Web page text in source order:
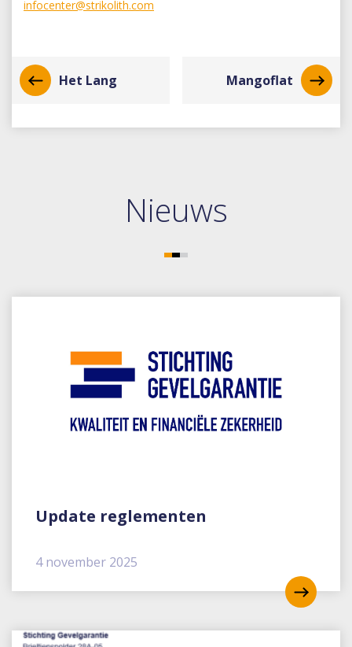
infocenter@strikolith.com
Het Lang Mangoflat
Nieuws
Update reglementen
4 november 2025